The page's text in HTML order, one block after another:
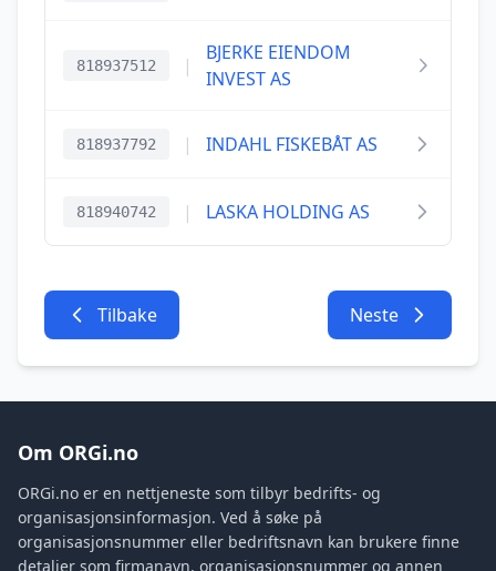
818937512 |
BJERKE EIENDOM
INVEST AS
818937792 | INDAHL FISKEBÅT AS
818940742 | LASKA HOLDING AS
Tilbake Neste
Om ORGi.no
ORGi.no er en nettjeneste som tilbyr bedrifts- og
organisasjonsinformasjon. Ved å søke på
organisasjonsnummer eller bedriftsnavn kan brukere finne
detaljer som firmanavn, organisasjonsnummer og annen